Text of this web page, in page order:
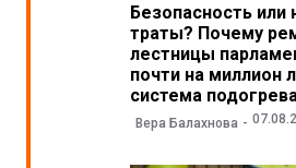
Безопасность или
траты? Почему
лестницы
почти на миллион
система
Вера Балахнова